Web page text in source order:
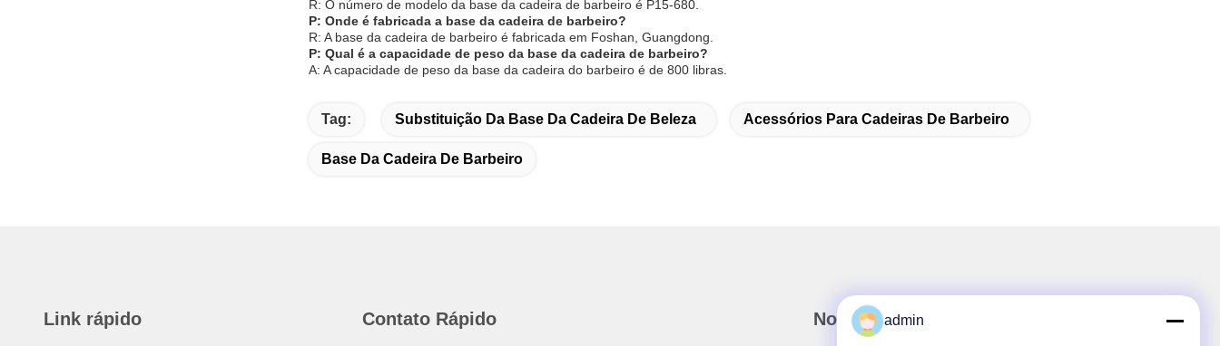
R: O número de modelo da base da cadeira de barbeiro é P15-680.
P: Onde é fabricada a base da cadeira de barbeiro?
R: A base da cadeira de barbeiro é fabricada em Foshan, Guangdong.
P: Qual é a capacidade de peso da base da cadeira de barbeiro?
A: A capacidade de peso da base da cadeira do barbeiro é de 800 libras.
Tag: Substituição Da Base Da Cadeira De Beleza Acessórios Para Cadeiras De Barbeiro
Base Da Cadeira De Barbeiro
Link rápido Contato Rápido Nossa Newsletter
admin